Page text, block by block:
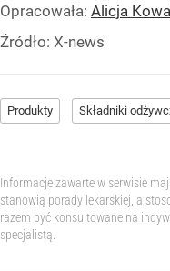
Opracowała: Alicja
Źródło: X-news
Produkty Składniki
Informacje zawarte w serwisie
stanowią porady lekarskiej, a
razem być konsultowane na
specjalistą.